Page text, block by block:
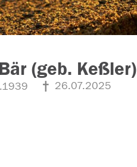
(geb. Keßler)
26.07.2025